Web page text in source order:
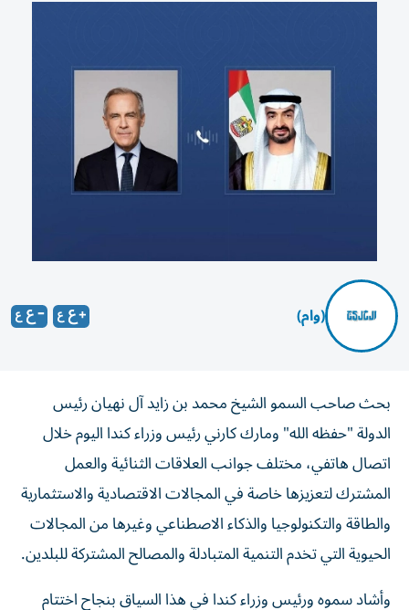
(وام)
بحث صاحب السمو الشيخ محمد بن زايد آل نهيان رئيس
الدولة "حفظه الله" ومارك كارني رئيس وزراء كندا اليوم خلال
اتصال هاتفي، مختلف جوانب العلاقات الثنائية والعمل
المشترك لتعزيزها خاصة في المجالات الاقتصادية والاستثمارية
والطاقة والتكنولوجيا والذكاء الاصطناعي وغيرها من المجالات
الحيوية التي تخدم التنمية المتبادلة والمصالح المشتركة للبلدين.
وأشاد سموه ورئيس وزراء كندا في هذا السياق بنجاح اختتام